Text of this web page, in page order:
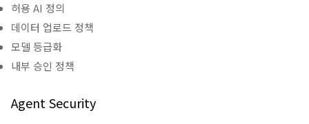
허용 AI 정의
데이터 업로드 정책
모델 등급화
내부 승인 정책
Agent Security